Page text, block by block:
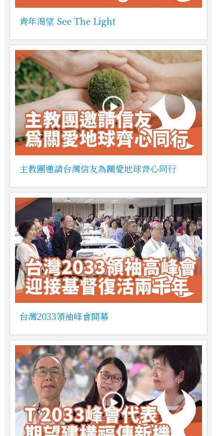
青年渴望 See The Light
主教團邀請台灣信友為關愛地球齊心同行
台灣2033領袖峰會開幕